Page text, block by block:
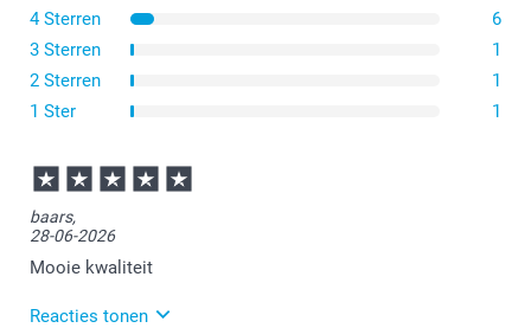
4 Sterren
6
3 Sterren
1
2 Sterren
1
1 Ster
1
baars,
28-06-2026
Mooie kwaliteit
Reacties tonen